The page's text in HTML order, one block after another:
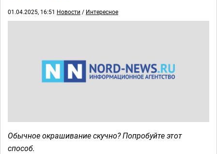
01.04.2025, 16:51 Новости / Интересное
Обычное окрашивание скучно? Попробуйте этот
способ.